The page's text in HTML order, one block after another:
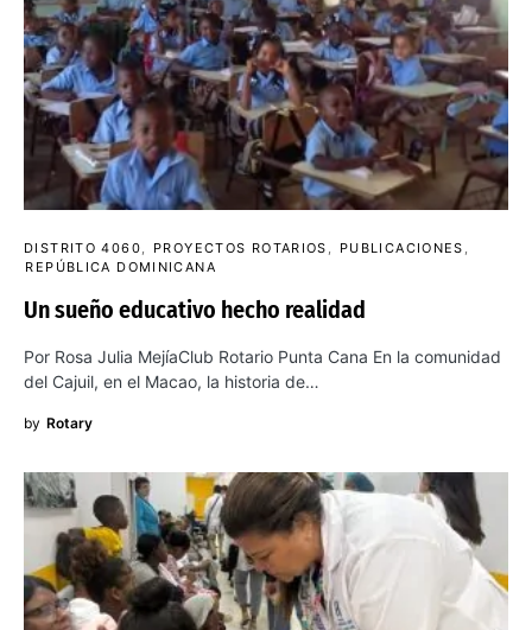
DISTRITO 4060 PROYECTOS ROTARIOS
PUBLICACIONES
REPÚBLICA DOMINICANA
Un sueño educativo hecho realidad
Por Rosa Julia MejíaClub Rotario Punta Cana En la comunidad
del Cajuil, en el Macao, la historia de…
by Rotary